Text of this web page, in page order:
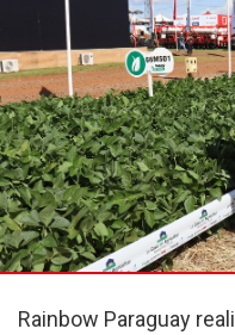
Rainbow Paraguay